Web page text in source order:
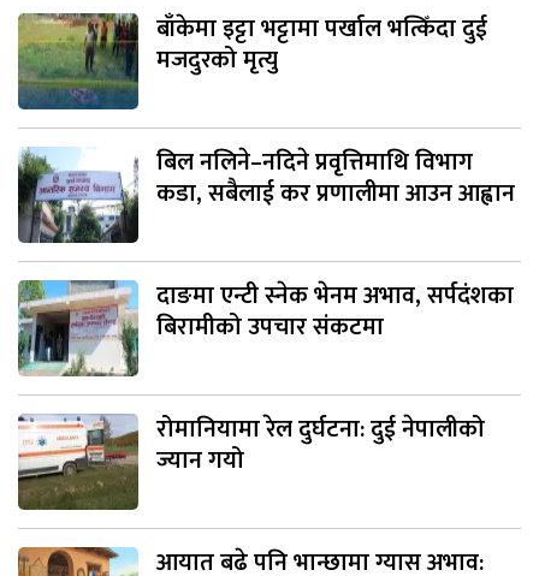
बाँकेमा इट्टा भट्टामा पर्खाल भत्किँदा दुई
मजदुरको मृत्यु
बिल नलिने–नदिने प्रवृत्तिमाथि विभाग
कडा, सबैलाई कर प्रणालीमा आउन आह्वान
दाङमा एन्टी स्नेक भेनम अभाव, सर्पदंशका
बिरामीको उपचार संकटमा
रोमानियामा रेल दुर्घटना: दुई नेपालीको
ज्यान गयो
आयात बढे पनि भान्छामा ग्यास अभाव: